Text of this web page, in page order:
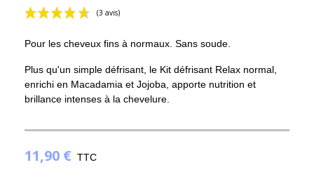
Pour les cheveux fins à normaux. Sans soude.
Plus qu'un simple défrisant, le Kit défrisant Relax normal,
enrichi en Macadamia et Jojoba, apporte nutrition et
brillance intenses à la chevelure.
11,90 € TTC